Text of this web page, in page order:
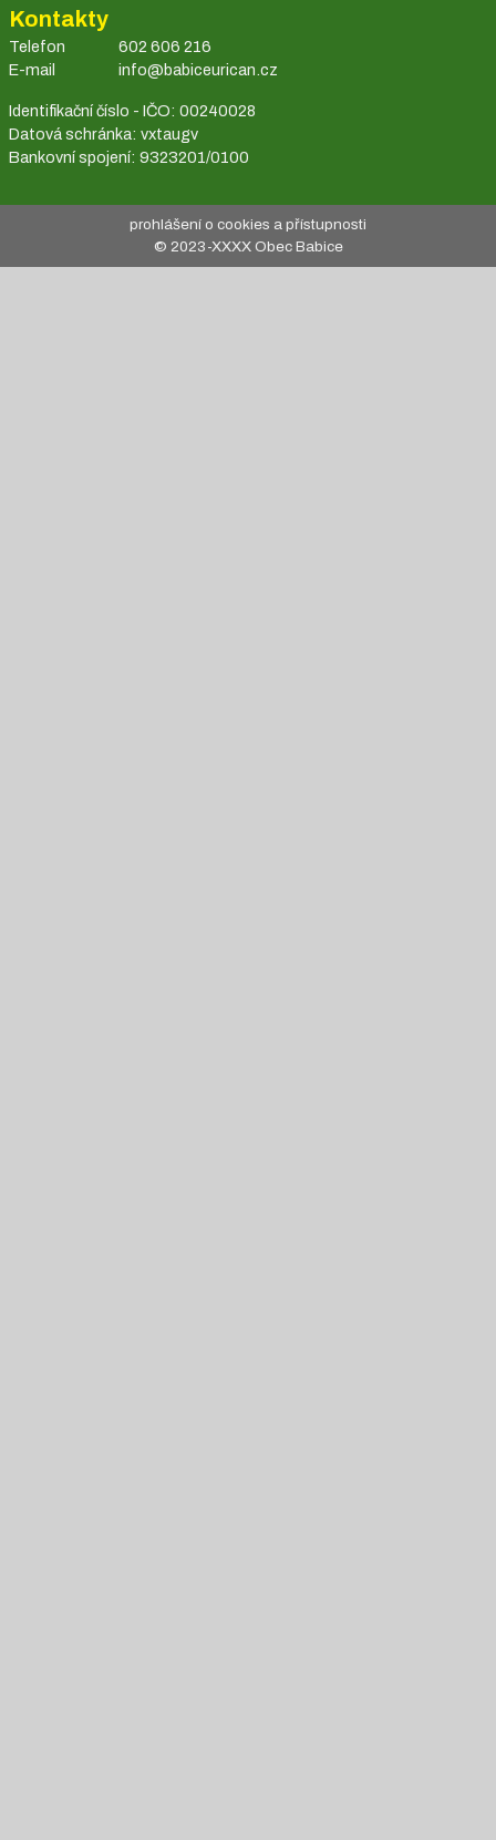
Kontakty
Telefon
E-mail
602 606 216
info@babiceurican.cz
Identifikační číslo - IČO: 00240028
Datová schránka: vxtaugv
Bankovní spojení: 9323201/0100
prohlášení o cookies a přístupnosti
© 2023-XXXXObec Babice